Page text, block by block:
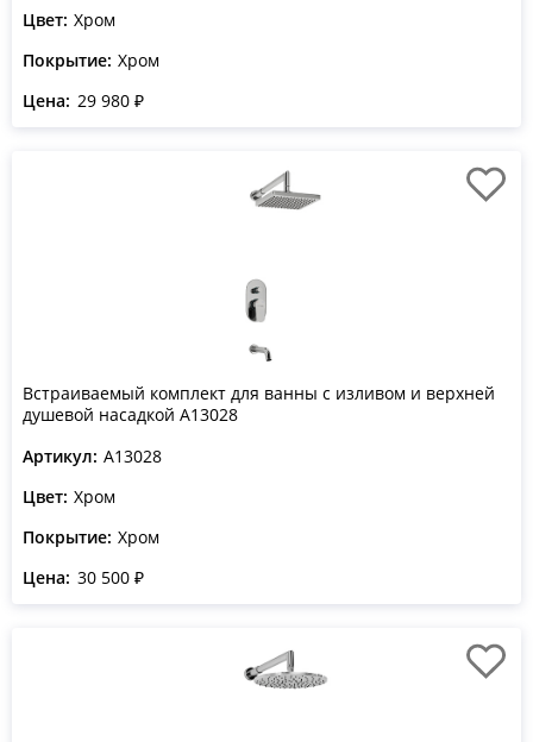
Цвет: Хром
Покрытие: Хром
Цена: 29 980 ₽
Встраиваемый комплект для ванны с изливом и верхней
душевой насадкой A13028
Артикул: A13028
Цвет: Хром
Покрытие: Хром
Цена: 30 500 ₽